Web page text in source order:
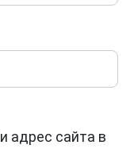
адрес сайта в